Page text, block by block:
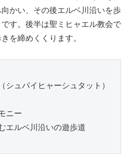
かい、その後エルベ川沿いを歩
す。後半は聖ミヒャエル教会で
を締めくくります。
ュパイヒャーシュタット）
ニー
ルベ川沿いの遊歩道